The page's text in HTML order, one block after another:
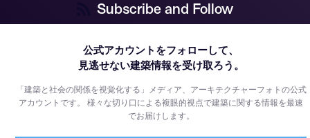
Subscribe and Follow
公式アカウントをフォローして、
見逃せない建築情報を受け取ろう。
「建築と社会の関係を視覚化する」メディア、アーキテクチャーフォトの公式
アカウントです。様々な切り口による複眼的視点で建築に関する情報を最速
でお届けします。